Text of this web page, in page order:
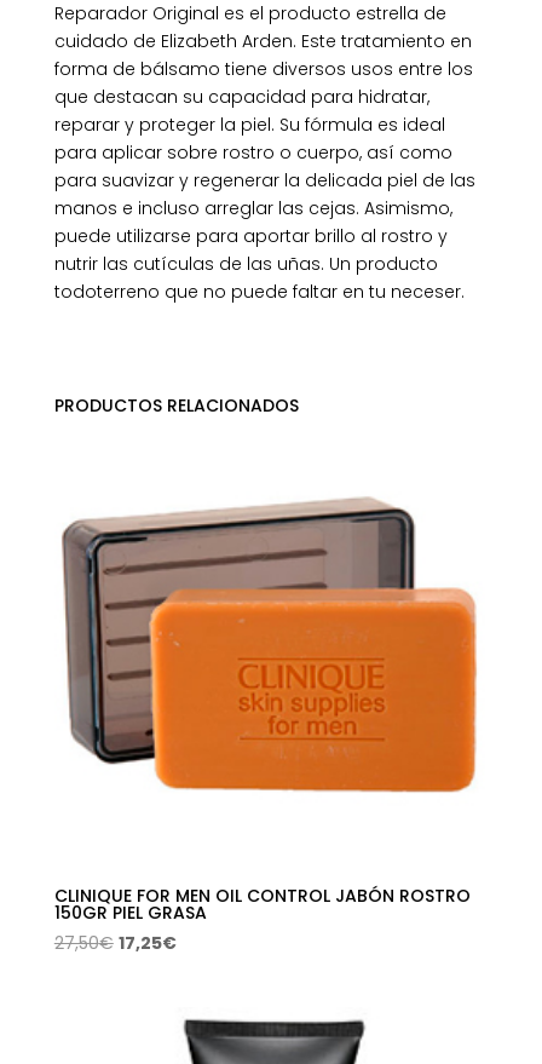
Reparador Original es el producto estrella de
cuidado de Elizabeth Arden. Este tratamiento en
forma de bálsamo tiene diversos usos entre los
que destacan su capacidad para hidratar,
reparar y proteger la piel. Su fórmula es ideal
para aplicar sobre rostro o cuerpo, así como
para suavizar y regenerar la delicada piel de las
manos e incluso arreglar las cejas. Asimismo,
puede utilizarse para aportar brillo al rostro y
nutrir las cutículas de las uñas. Un producto
todoterreno que no puede faltar en tu neceser.
PRODUCTOS RELACIONADOS
CLINIQUE FOR MEN OIL CONTROL JABÓN ROSTRO
150GR PIEL GRASA
27,50€ El
17,25€El
es:
17,25€.